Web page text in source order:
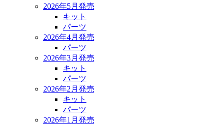
2026年5月発売
キット
パーツ
2026年4月発売
パーツ
2026年3月発売
キット
パーツ
2026年2月発売
キット
パーツ
2026年1月発売